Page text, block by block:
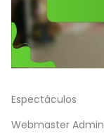
Espectáculos
Webmaster Admin